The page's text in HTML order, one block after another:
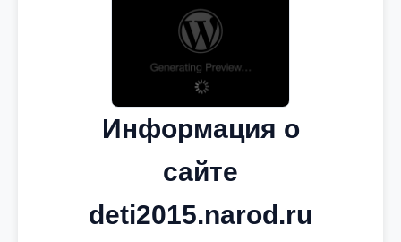
Информация о
сайте
deti2015.narod.ru